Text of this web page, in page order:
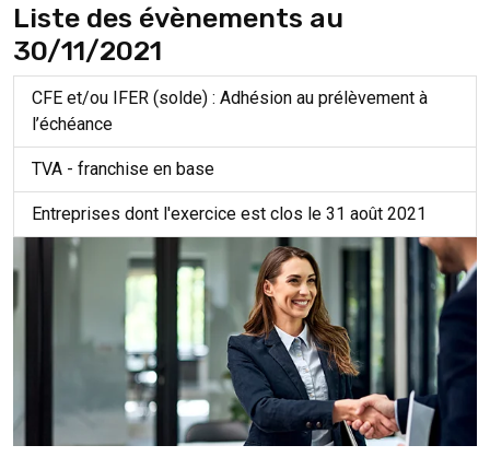
Liste des évènements au
30/11/2021
CFE et/ou IFER (solde) : Adhésion au prélèvement à
l’échéance
TVA - franchise en base
Entreprises dont l'exercice est clos le 31 août 2021